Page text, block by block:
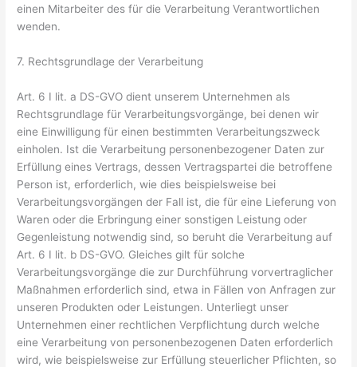
einen Mitarbeiter des für die Verarbeitung Verantwortlichen
wenden.
7. Rechtsgrundlage der Verarbeitung
Art. 6 I lit. a DS-GVO dient unserem Unternehmen als
Rechtsgrundlage für Verarbeitungsvorgänge, bei denen wir
eine Einwilligung für einen bestimmten Verarbeitungszweck
einholen. Ist die Verarbeitung personenbezogener Daten zur
Erfüllung eines Vertrags, dessen Vertragspartei die betroffene
Person ist, erforderlich, wie dies beispielsweise bei
Verarbeitungsvorgängen der Fall ist, die für eine Lieferung von
Waren oder die Erbringung einer sonstigen Leistung oder
Gegenleistung notwendig sind, so beruht die Verarbeitung auf
Art. 6 I lit. b DS-GVO. Gleiches gilt für solche
Verarbeitungsvorgänge die zur Durchführung vorvertraglicher
Maßnahmen erforderlich sind, etwa in Fällen von Anfragen zur
unseren Produkten oder Leistungen. Unterliegt unser
Unternehmen einer rechtlichen Verpflichtung durch welche
eine Verarbeitung von personenbezogenen Daten erforderlich
wird, wie beispielsweise zur Erfüllung steuerlicher Pflichten, so